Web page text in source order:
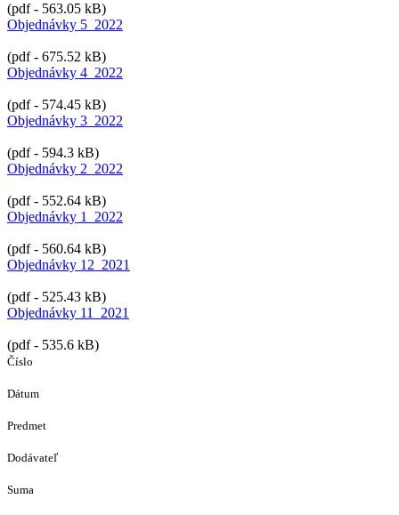
(pdf - 563.05 kB)
Objednávky 5_2022
(pdf - 675.52 kB)
Objednávky 4_2022
(pdf - 574.45 kB)
Objednávky 3_2022
(pdf - 594.3 kB)
Objednávky 2_2022
(pdf - 552.64 kB)
Objednávky 1_2022
(pdf - 560.64 kB)
Objednávky 12_2021
(pdf - 525.43 kB)
Objednávky 11_2021
(pdf - 535.6 kB)
Číslo
Dátum
Predmet
Dodávateľ
Suma